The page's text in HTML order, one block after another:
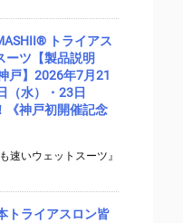
トライアス
ーツ【製品説明
戸】2026年7月21
（水）・23日
《神戸初開催記念
速いウェットスーツ』
トライアスロン皆